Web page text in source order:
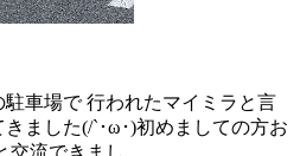
車場で 行われたマイミラと言
ました(/`･ω･)初めましての方お
交流できまし...